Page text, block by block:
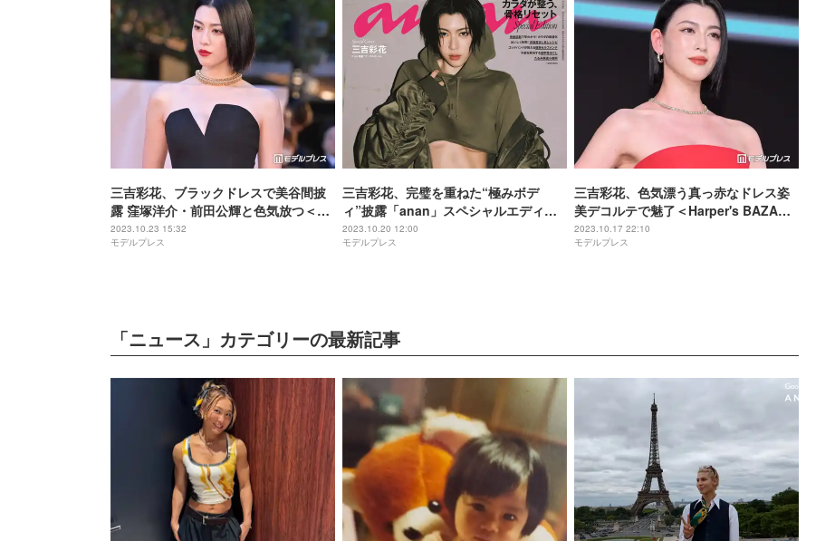
三吉彩花、ブラックドレスで美谷間披
露 窪塚洋介・前田公輝と色気放つ＜第
36回東京国際映画祭＞
2023.10.23 15:32
モデルプレス
三吉彩花、完璧を重ねた“極みボデ
ィ”披露「anan」スペシャルエディシ
ョン表紙登場
2023.10.20 12:00
モデルプレス
三吉彩花、色気漂う真っ赤なドレス姿
美デコルテで魅了＜Harper's BAZAAR
10th Anniversary Event＞
2023.10.17 22:10
モデルプレス
「ニュース」カテゴリーの最新記事